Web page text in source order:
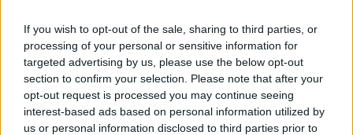
If you wish to opt-out of the sale, sharing to third parties, or
processing of your personal or sensitive information for
targeted advertising by us, please use the below opt-out
section to confirm your selection. Please note that after your
opt-out request is processed you may continue seeing
interest-based ads based on personal information utilized by
us or personal information disclosed to third parties prior to
KAPCSOLÓDÓ HÍREK